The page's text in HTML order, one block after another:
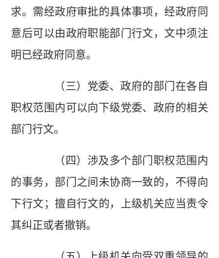
求。需经政府审批的具体事项，经政府同
意后可以由政府职能部门行文，文中须注
明已经政府同意。
（三）党委、政府的部门在各自
职权范围内可以向下级党委、政府的相关
部门行文。
（四）涉及多个部门职权范围内
的事务，部门之间未协商一致的，不得向
下行文；擅自行文的，上级机关应当责令
其纠正或者撤销。